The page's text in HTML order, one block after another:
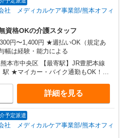
社 メディカルケア事業部/熊本オフィ
資格OKの介護スタッフ
円〜1,400円 ★週払いOK（規定あ
給与幅は経験・能力による
本市中央区 【最寄駅】JR豊肥本線
駅 ★マイカー・バイク通勤もOK！
いエリアなど、お好きな勤務地をお選
詳細を見る
予定派遣
社 メディカルケア事業部/熊本オフィ